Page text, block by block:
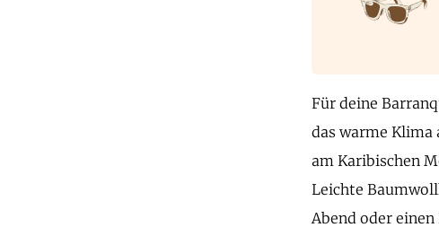
Für deine
das warme Klima
am Karibischen
Leichte
Abend oder